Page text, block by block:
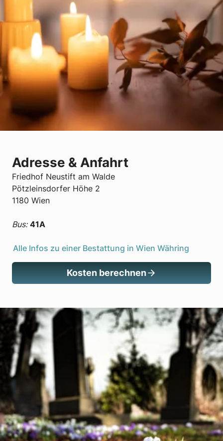
Adresse & Anfahrt
Friedhof Neustift am Walde
Pötzleinsdorfer Höhe 2
1180 Wien
Bus: 41A
Alle Infos zu einer Bestattung in Wien Währing
Kosten berechnen